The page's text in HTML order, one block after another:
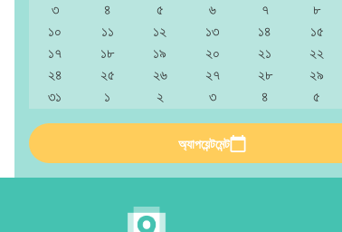
৩
৪ ৫ ৬ ৭ ৮
১০
১১ ১২ ১৩ ১৪ ১৫
১৭
১৮ ১৯ ২০ ২১ ২২
২৪
২৫ ২৬ ২৭ ২৮ ২৯
৩১
১ ২ ৩ ৪ ৫
অ্যাপয়েন্টমেন্ট